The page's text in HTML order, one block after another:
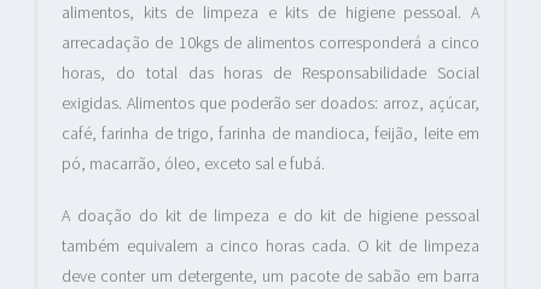
alimentos, kits de limpeza e kits de higiene pessoal. A
arrecadação de 10kgs de alimentos corresponderá a cinco
horas, do total das horas de Responsabilidade Social
exigidas. Alimentos que poderão ser doados: arroz, açúcar,
café, farinha de trigo, farinha de mandioca, feijão, leite em
pó, macarrão, óleo, exceto sal e fubá.
A doação do kit de limpeza e do kit de higiene pessoal
também equivalem a cinco horas cada. O kit de limpeza
deve conter um detergente, um pacote de sabão em barra